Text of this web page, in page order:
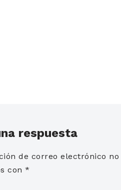
respuesta
de correo electrónico
con *